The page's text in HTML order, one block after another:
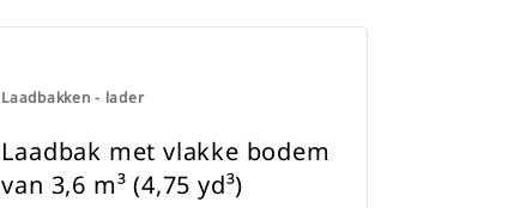
Laadbakken - lader
Laadbak met vlakke bodem
van 3,6 m³ (4,75 yd³)